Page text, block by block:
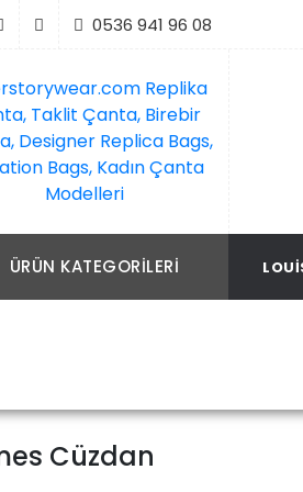
0536 941 96 08
Bags, Kadın Çanta Modelleri
ÜRÜN KATEGORILERI
Cüzdan